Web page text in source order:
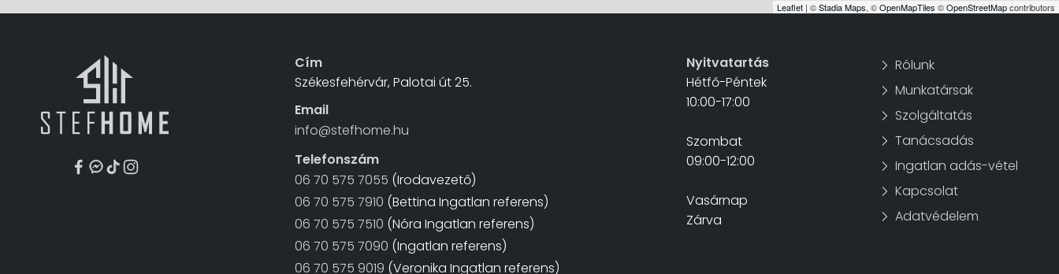
Leaflet | ©Stadia Maps, ©OpenMapTiles ©OpenStreetMapcontributors
Cím
Székesfehérvár, Palotai út 25.
Email
info@stefhome.hu
Telefonszám
06 70 575 7055 (Irodavezető)
06 70 575 7910 (Bettina Ingatlan referens)
06 70 575 7510 (Nóra Ingatlan referens)
06 70 575 7090 (Ingatlan referens)
06 70 575 9019 (Veronika Ingatlan referens)
Nyitvatartás
Hétfő-Péntek
10:00-17:00
Szombat
09:00-12:00
Vasárnap
Zárva
Rólunk
Munkatársak
Szolgáltatás
Tanácsadás
Ingatlan adás-vétel
Kapcsolat
Adatvédelem